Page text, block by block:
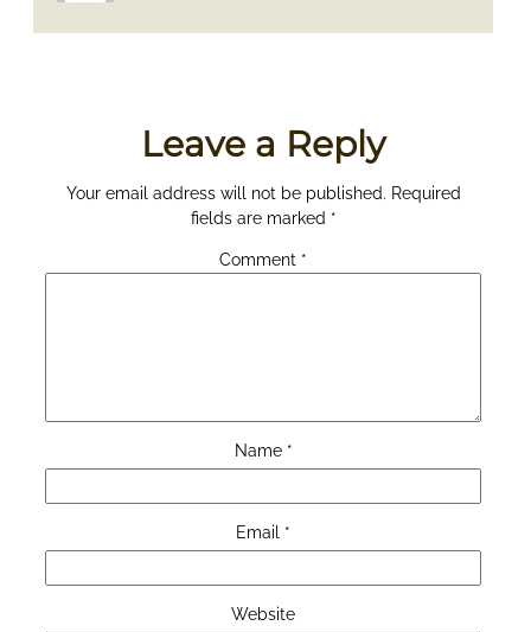
Leave a Reply
Your email address will not be published. Required
fields are marked *
Comment *
Name *
Email *
Website